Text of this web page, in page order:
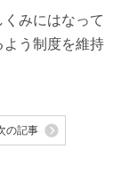
みにはなって
よう制度を維持
の記事